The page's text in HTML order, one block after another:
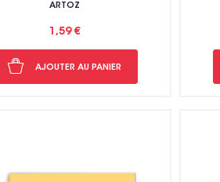
ARTOZ
1,59 €
AJOUTER AU PANIER